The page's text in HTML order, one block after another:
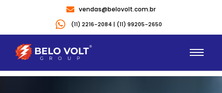
vendas@belovolt.com.br
(11) 2216-2084 | (11) 99205-2650